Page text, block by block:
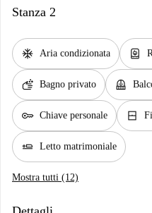
Stanza 2
ac_unit Aria condizionata water_heater
soap Bagno privato balcony
key Chiave personale window_closed
airline_seat_flat Letto matrimoniale
Mostra tutti (12)